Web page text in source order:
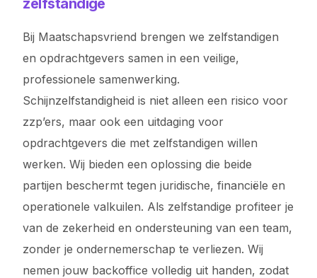
zelfstandige
Bij Maatschapsvriend brengen we zelfstandigen
en opdrachtgevers samen in een veilige,
professionele samenwerking.
Schijnzelfstandigheid is niet alleen een risico voor
zzp’ers, maar ook een uitdaging voor
opdrachtgevers die met zelfstandigen willen
werken. Wij bieden een oplossing die beide
partijen beschermt tegen juridische, financiële en
operationele valkuilen. Als zelfstandige profiteer je
van de zekerheid en ondersteuning van een team,
zonder je ondernemerschap te verliezen. Wij
nemen jouw backoffice volledig uit handen, zodat